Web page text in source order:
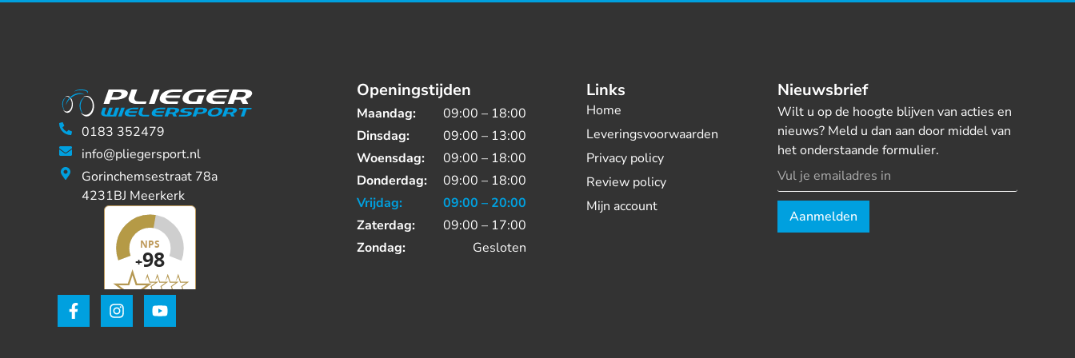
0183 352479
info@pliegersport.nl
Gorinchemsestraat 78a
4231BJ Meerkerk
Openingstijden
Maandag:
09:00 – 18:00
Dinsdag:
09:00 – 13:00
Woensdag:
09:00 – 18:00
Donderdag:
09:00 – 18:00
Vrijdag:
09:00 – 20:00
Zaterdag:
09:00 – 17:00
Zondag:
Gesloten
Links
Home
Leveringsvoorwaarden
Privacy policy
Review policy
Mijn account
Nieuwsbrief
Wilt u op de hoogte blijven van acties en
nieuws? Meld u dan aan door middel van
het onderstaande formulier.
Aanmelden